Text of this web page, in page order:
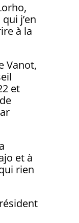
j’en
à la
Vanot,
et
et à
rien